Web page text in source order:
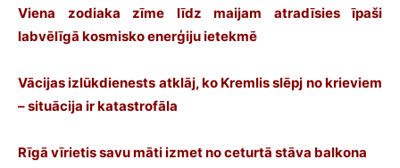
Viena zodiaka zīme līdz maijam atradīsies īpaši
labvēlīgā kosmisko enerģiju ietekmē
Vācijas izlūkdienests atklāj, ko Kremlis slēpj no krieviem
– situācija ir katastrofāla
Rīgā vīrietis savu māti izmet no ceturtā stāva balkona